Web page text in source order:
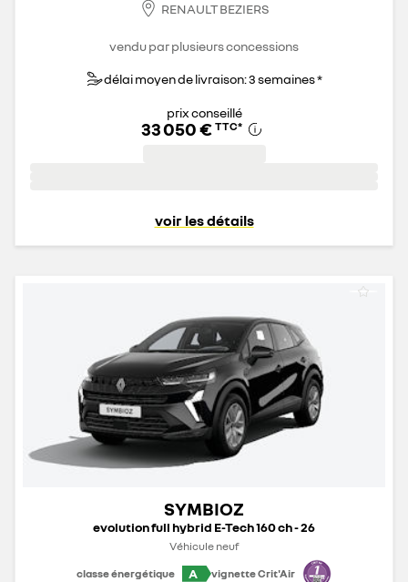
RENAULT BEZIERS
vendu par plusieurs concessions
délai moyen de livraison: 3 semaines *
prix conseillé
33 050 € TTC*
voir les détails
SYMBIOZ
evolution full hybrid E-Tech 160 ch - 26
Véhicule neuf
classe énergétique
A vignette Crit'Air